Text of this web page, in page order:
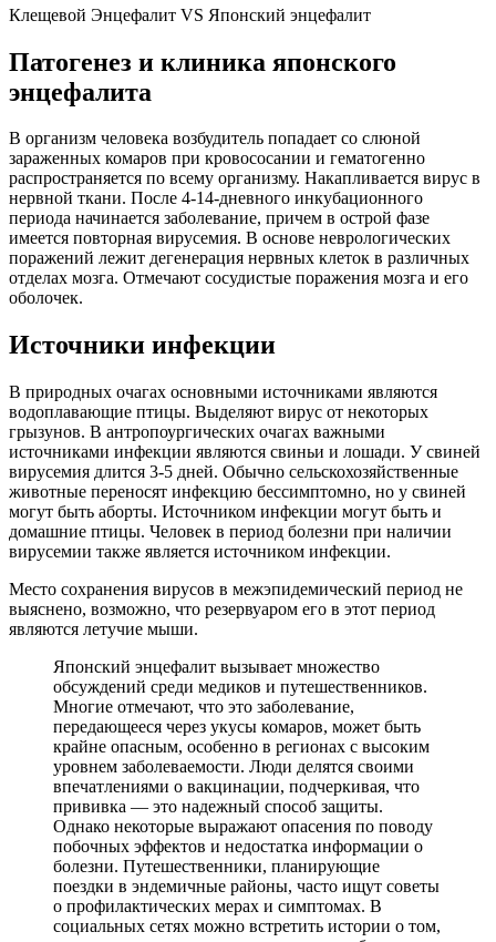
Клещевой Энцефалит VS Японский энцефалит
Патогенез и клиника японского
энцефалита
В организм человека возбудитель попадает со слюной
зараженных комаров при кровососании и гематогенно
распространяется по всему организму. Накапливается вирус в
нервной ткани. После 4-14-дневного инкубационного
периода начинается заболевание, причем в острой фазе
имеется повторная вирусемия. В основе неврологических
поражений лежит дегенерация нервных клеток в различных
отделах мозга. Отмечают сосудистые поражения мозга и его
оболочек.
Источники инфекции
В природных очагах основными источниками являются
водоплавающие птицы. Выделяют вирус от некоторых
грызунов. В антропоургических очагах важными
источниками инфекции являются свиньи и лошади. У свиней
вирусемия длится 3-5 дней. Обычно сельскохозяйственные
животные переносят инфекцию бессимптомно, но у свиней
могут быть аборты. Источником инфекции могут быть и
домашние птицы. Человек в период болезни при наличии
вирусемии также является источником инфекции.
Место сохранения вирусов в межэпидемический период не
выяснено, возможно, что резервуаром его в этот период
являются летучие мыши.
Японский энцефалит вызывает множество
обсуждений среди медиков и путешественников.
Многие отмечают, что это заболевание,
передающееся через укусы комаров, может быть
крайне опасным, особенно в регионах с высоким
уровнем заболеваемости. Люди делятся своими
впечатлениями о вакцинации, подчеркивая, что
прививка — это надежный способ защиты.
Однако некоторые выражают опасения по поводу
побочных эффектов и недостатка информации о
болезни. Путешественники, планирующие
поездки в эндемичные районы, часто ищут советы
о профилактических мерах и симптомах. В
социальных сетях можно встретить истории о том,